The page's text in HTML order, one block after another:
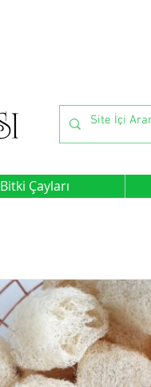
Bitki Çayları